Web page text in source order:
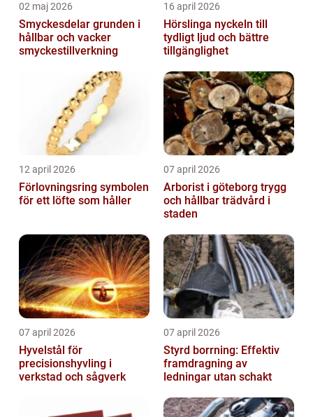
02 maj 2026
Smyckesdelar grunden i
hållbar och vacker
smyckestillverkning
16 april 2026
Hörslinga nyckeln till
tydligt ljud och bättre
tillgänglighet
12 april 2026
Förlovningsring symbolen
för ett löfte som håller
07 april 2026
Arborist i göteborg trygg
och hållbar trädvård i
staden
07 april 2026
Hyvelstål för
precisionshyvling i
verkstad och sågverk
07 april 2026
Styrd borrning: Effektiv
framdragning av
ledningar utan schakt